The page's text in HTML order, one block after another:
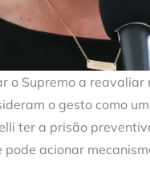
o Supremo a
o gesto como
ter a prisão
acionar